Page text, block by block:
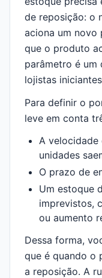
de reposição: o
aciona um novo
que o produto
parâmetro é um
lojistas
Para definir o
leve em conta
A velocidade
unidades
O prazo de
Um estoque
imprevistos,
ou aumento
Dessa forma,
que é quando o
a reposição. A